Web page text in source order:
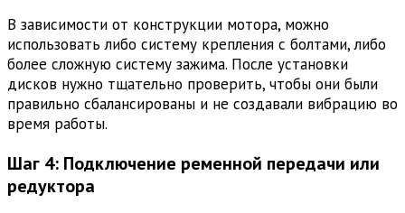
В зависимости от конструкции мотора, можно
использовать либо систему крепления с болтами, либо
более сложную систему зажима. После установки
дисков нужно тщательно проверить, чтобы они были
правильно сбалансированы и не создавали вибрацию во
время работы.
Шаг 4: Подключение ременной передачи или
редуктора